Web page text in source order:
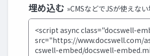
埋め込む »CMSなどでJSが使えな